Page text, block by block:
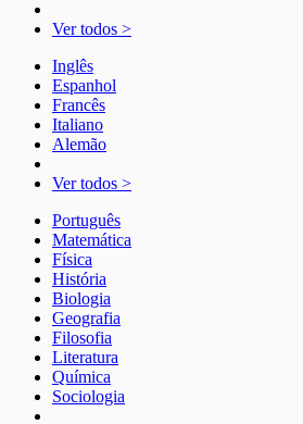
Ver todos >
Inglês
Espanhol
Francês
Italiano
Alemão
Ver todos >
Português
Matemática
Física
História
Biologia
Geografia
Filosofia
Literatura
Química
Sociologia